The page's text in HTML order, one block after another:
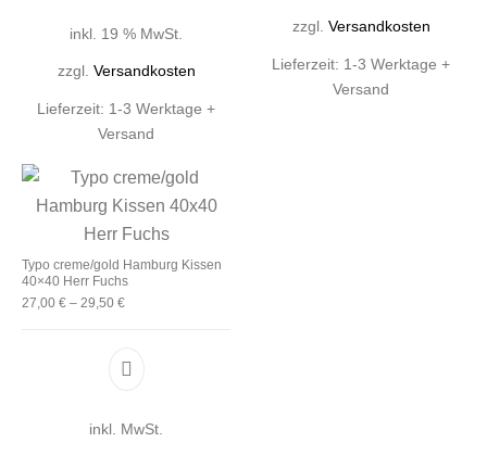
inkl. 19 % MwSt.
zzgl. Versandkosten
Lieferzeit: 1-3 Werktage +
Versand
zzgl. Versandkosten
Lieferzeit: 1-3 Werktage +
Versand
Typo creme/gold Hamburg Kissen
40×40 Herr Fuchs
27,00 € – 29,50 €
Dieses Produkt weist mehrere Varianten auf.
inkl. MwSt.